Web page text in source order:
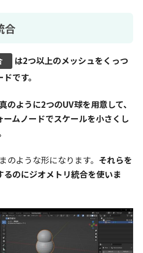
合
は2つ以上のメッシュをくっつ
です。
のように2つのUV球を用意して、
ムノードでスケールを小さくし
のような形になります。 それらを
るのにジオメトリ統合を使いま